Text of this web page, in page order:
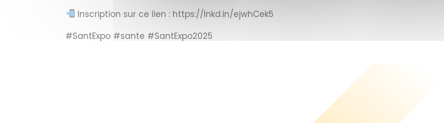
Inscription sur ce lien : https://lnkd.in/ejwhCek5
#SantExpo #sante #SantExpo2025